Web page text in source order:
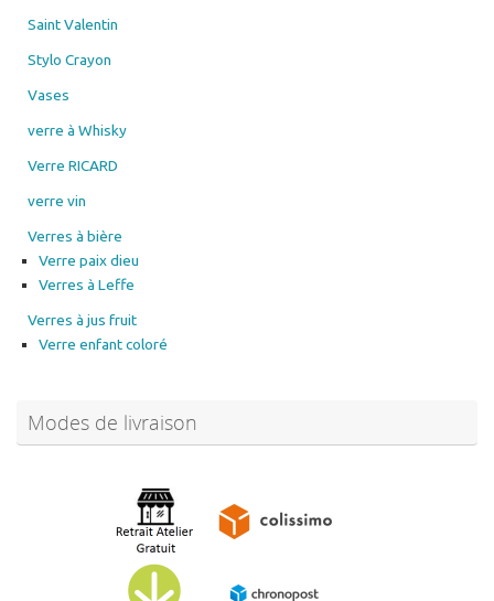
Saint Valentin
Stylo Crayon
Vases
verre à Whisky
Verre RICARD
verre vin
Verres à bière
Verre paix dieu
Verres à Leffe
Verres à jus fruit
Verre enfant coloré
Modes de livraison